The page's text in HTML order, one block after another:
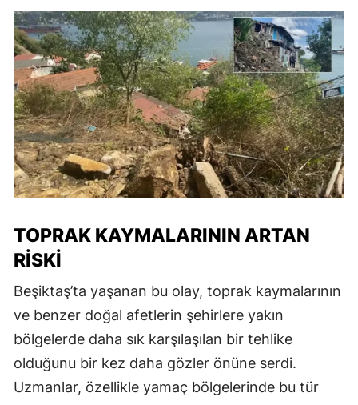
TOPRAK KAYMALARININ ARTAN
RISKI
Beşiktaş’ta yaşanan bu olay, toprak kaymalarının
ve benzer doğal afetlerin şehirlere yakın
bölgelerde daha sık karşılaşılan bir tehlike
olduğunu bir kez daha gözler önüne serdi.
Uzmanlar, özellikle yamaç bölgelerinde bu tür